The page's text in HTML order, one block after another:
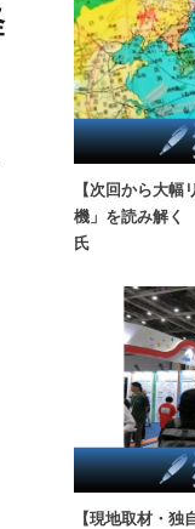
【次回から大
機」を読み解く
氏
【現地取材・